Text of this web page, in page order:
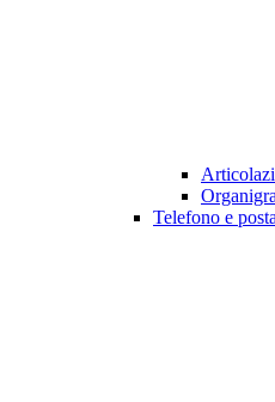
Telefono e